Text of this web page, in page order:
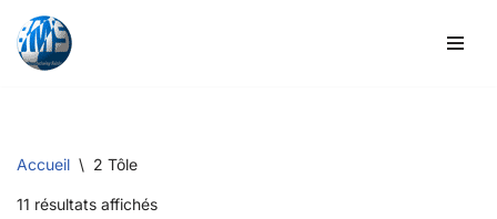
Skip
Accueil \ 2 Tôle
11 résultats affichés